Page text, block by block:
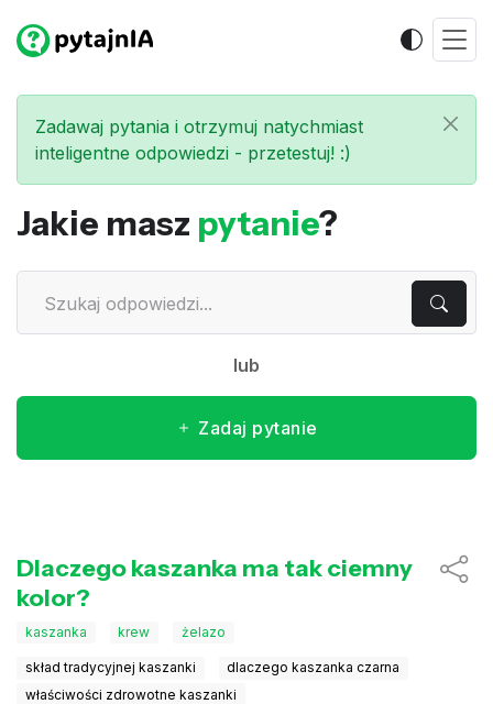
Zadawaj pytania i otrzymuj natychmiast
inteligentne odpowiedzi - przetestuj! :)
Jakie masz pytanie?
lub
Zadaj pytanie
Dlaczego kaszanka ma tak ciemny
kolor?
kaszanka krew żelazo
skład tradycyjnej kaszanki
dlaczego kaszanka czarna
właściwości zdrowotne kaszanki